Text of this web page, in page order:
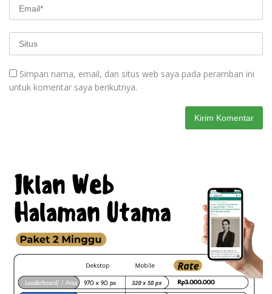
Simpan nama, email, dan situs web saya pada peramban ini
untuk komentar saya berikutnya.